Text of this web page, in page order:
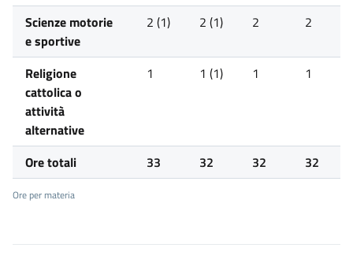
Ore per materia
Scienze motorie
e sportive
2 (1) 2 (1) 2 2
Religione
cattolica o
attività
alternative
1 1 (1) 1 1
Ore totali 33 32 32 32